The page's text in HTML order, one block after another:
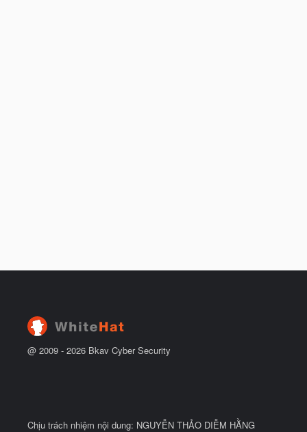
@ 2009 - 2026 Bkav Cyber Security
Chịu trách nhiệm nội dung: NGUYỄN THẢO DIỄM HẰNG